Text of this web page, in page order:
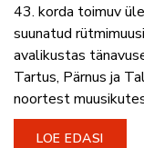
43. korda toimuv
suunatud
avalikustas
Tartus, Pärnus ja
noortest
LOE EDASI